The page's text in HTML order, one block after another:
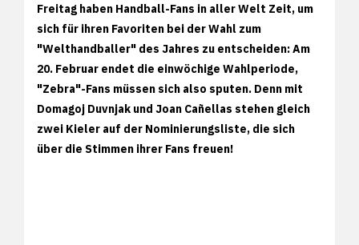
Freitag haben Handball-Fans in aller Welt Zeit, um
sich für ihren Favoriten bei der Wahl zum
"Welthandballer" des Jahres zu entscheiden: Am
20. Februar endet die einwöchige Wahlperiode,
"Zebra"-Fans müssen sich also sputen. Denn mit
Domagoj Duvnjak und Joan Cañellas stehen gleich
zwei Kieler auf der Nominierungsliste, die sich
über die Stimmen ihrer Fans freuen!